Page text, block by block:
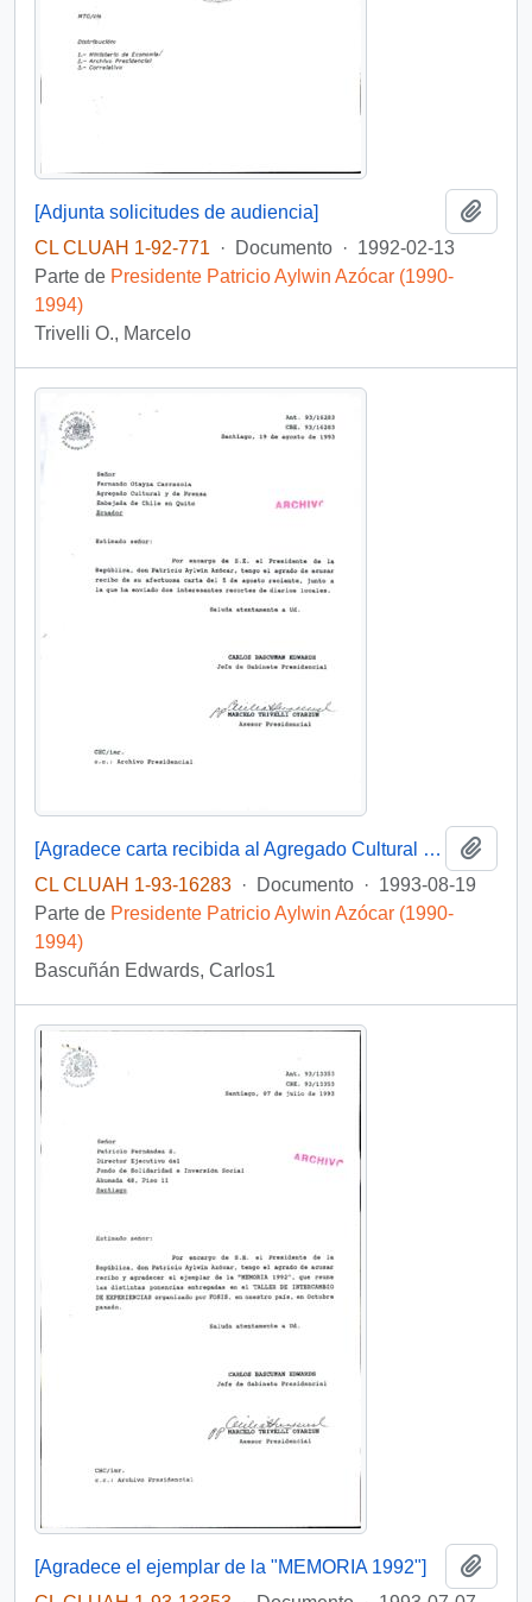
[Adjunta solicitudes de audiencia]
CL CLUAH 1-92-771
· Documento · 1992-02-13
Parte de Presidente Patricio Aylwin Azócar (1990-
1994)
Trivelli O., Marcelo
[Agradece carta recibida al Agregado Cultural y de Prensa Embajada de Chile en Quito]
CL CLUAH 1-93-16283 · Documento · 1993-08-19
Parte de Presidente Patricio Aylwin Azócar (1990-
1994)
Bascuñán Edwards, Carlos1
[Agradece el ejemplar de la "MEMORIA 1992"]